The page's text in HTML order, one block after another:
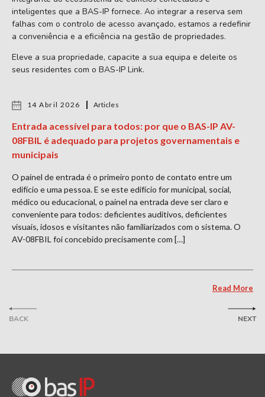
inteligentes que a BAS-IP fornece. Ao integrar a reserva sem
falhas com o controlo de acesso avançado, estamos a redefinir
a conveniência e a eficiência na gestão de propriedades.
Eleve a sua propriedade, capacite a sua equipa e deleite os
seus residentes com o BAS-IP Link.
BACK
14 Abril 2026 Articles
Entrada acessível para todos: por que o BAS-IP AV-
08FBIL é adequado para projetos governamentais e
municipais
O painel de entrada é o primeiro ponto de contato entre um
edifício e uma pessoa. E se este edifício for municipal, social,
médico ou educacional, o painel na entrada deve ser claro e
conveniente para todos: deficientes auditivos, deficientes
visuais, idosos e visitantes não familiarizados com o sistema. O
AV-08FBIL foi concebido precisamente com […]
Read More
NEXT